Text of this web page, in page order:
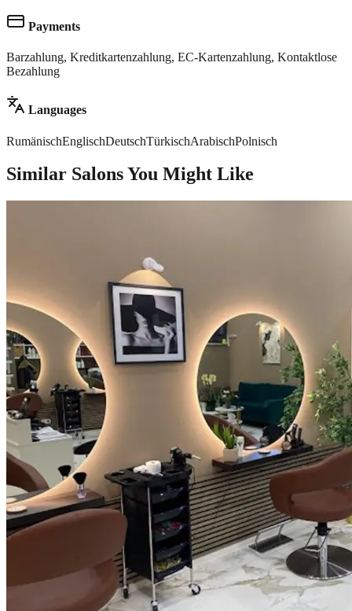
Payments
Barzahlung, Kreditkartenzahlung, EC-Kartenzahlung, Kontaktlose
Bezahlung
Languages
RumänischEnglischDeutschTürkischArabischPolnisch
Similar Salons You Might Like